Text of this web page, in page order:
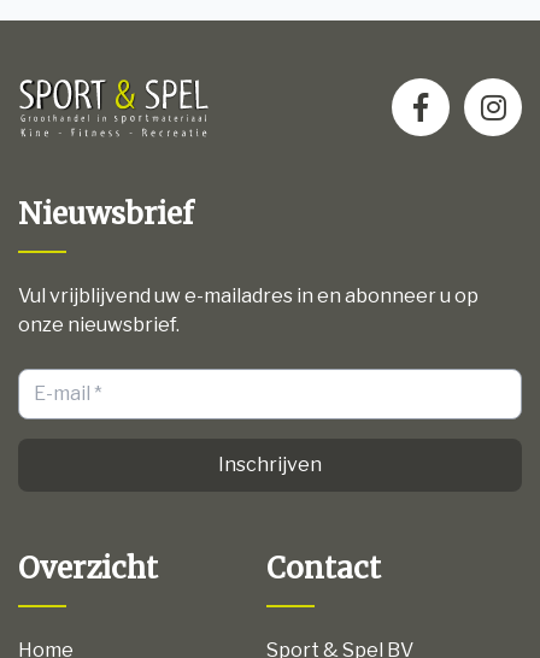
Nieuwsbrief
Vul vrijblijvend uw e-mailadres in en abonneer u op
onze nieuwsbrief.
Inschrijven
Overzicht
Home
Contact
Sport & Spel BV